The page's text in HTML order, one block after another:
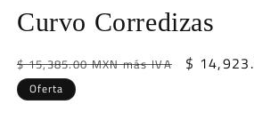
Curvo Corredizas
Precio
habitual
$ 15,385.00 MXN más IVA
Precio
$
Oferta